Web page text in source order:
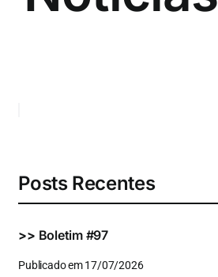
Graduação
Eventos e Certificados
Posts Recentes
>> Boletim #97
Publicado em 17/07/2026